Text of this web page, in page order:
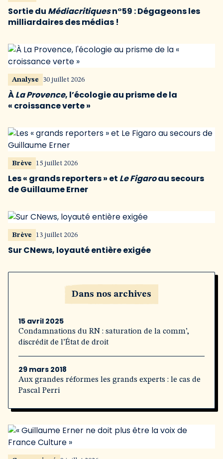
Sortie du Médiacritiquesn°59 : Dégageons les
milliardaires des médias !
Analyse 30 juillet 2026
ÀLa Provence, l’écologie au prisme de la
« croissance verte »
Brève 15 juillet 2026
Les « grands reporters » et Le Figaroau secours
de Guillaume Erner
Brève 13 juillet 2026
Sur CNews, loyauté entière exigée
Dans nos archives
15 avril 2025
Condamnations du RN : saturation de la comm’,
discrédit de l’État de droit
29 mars 2018
Aux grandes réformes les grands experts : le cas de
Pascal Perri